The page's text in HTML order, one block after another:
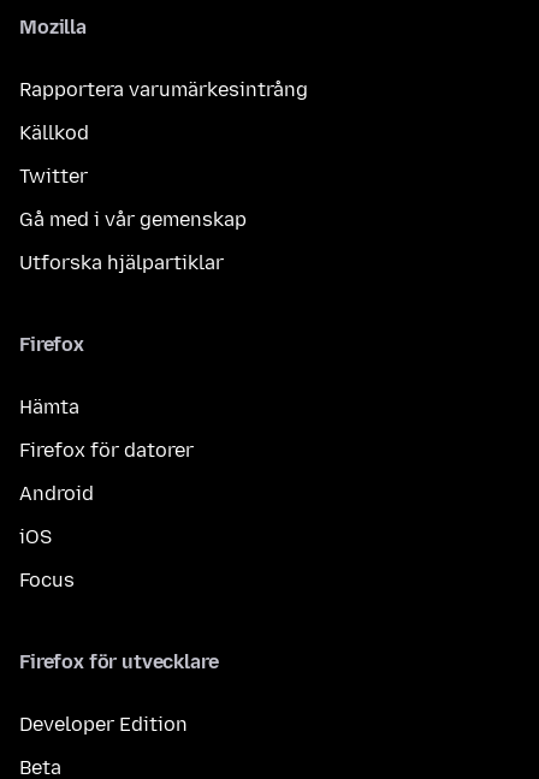
Mozilla
Rapportera varumärkesintrång
Källkod
Twitter
Gå med i vår gemenskap
Utforska hjälpartiklar
Firefox
Hämta
Firefox för datorer
Android
iOS
Focus
Firefox för utvecklare
Developer Edition
Beta